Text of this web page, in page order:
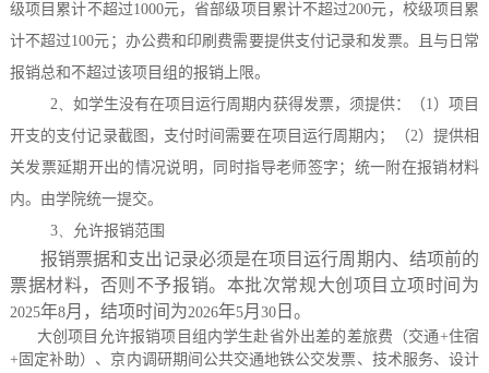
级项目累计不超过1000元，省部级项目累计不超过200元，校级项目累
计不超过100元 ；办公费和印刷费需要提供支付记录和发票。且与日常
报销总和不超过该项目组的报销上限。
2、如学生没有在项目运行周期内获得发票，须提供：（1）项目
开支的支付记录截图，支付时间需要在项目运行周期内；（2）提供相
关发票延期开出的情况说明，同时指导老师签字；统一附在报销材料
内。由学院统一提交。
3、 允许报销范围
报销票据和支出记录必须是在项目运行周期内、结项前的
票据材料，否则不予报销。本批次常规大创项目立项时间为
2025年8月，结项时间为2026年5月 30日。
大创项目允许报销项目组内学生赴省外出差的差旅费（交通+住宿
+固定补助）、京内调研期间公共交通地铁公交发票、技术服务、设计